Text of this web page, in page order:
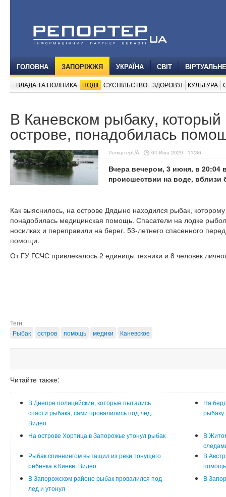
ГОЛОВНА ЗАПОРІЖЖЯ УКРАЇНА СВІТ
ВЛАДА ТА ПОЛІТИКА ПОДІЇ СУСПІЛЬСТВО ЗДОРОВ'Я КУЛЬТУРА
В Каневском рыбаку,
острове, понадобилась
РепортерUA 04 Июн 2020 - 11:36
Вчера вечером, 3 июня, в 20:04
происшествии на воде, вблизи
Как выяснилось, на острове Дядыно находился рыбак,
понадобилась медицинская помощь. Спасатели на лодке
носилках и переправили на берег. 53-летнего спасенного
помощи.
От ГУ ГСЧС привлекалось 2 единицы техники и 8 человек
Теги:
Рыбак
остров помощь медики Каневское
Читайте также:
В Днепре полицейские, которые пытались
спасти рыбака, сами провалились под лед.
Видео
На
На острове Хортица в Запорожье утонул рыбак
В
Рыбак спиннингом вытащил из реки тонущего
ребенка в Киеве. Видео
В
В Запорожском районе рыбак провалился под
лед и утонул
В